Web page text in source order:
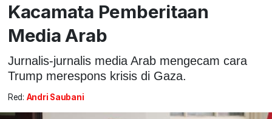
Kacamata Pemberitaan
Media Arab
Jurnalis-jurnalis media Arab mengecam cara
Trump merespons krisis di Gaza.
Red: Andri Saubani